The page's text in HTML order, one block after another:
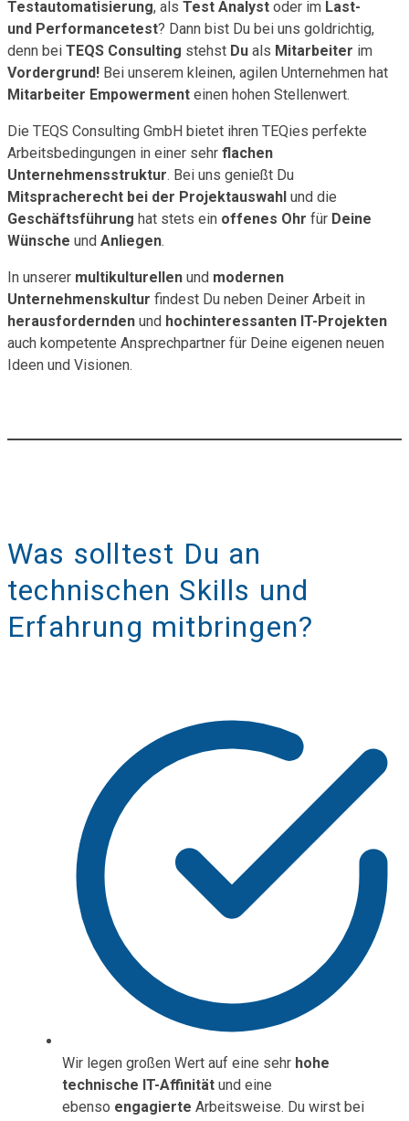
Testautomatisierung, als Test Analyst oder im Last-
und Performancetest? Dann bist Du bei uns goldrichtig,
denn bei TEQS Consulting stehst Du als Mitarbeiter im
Vordergrund! Bei unserem kleinen, agilen Unternehmen hat
Mitarbeiter Empowerment einen hohen Stellenwert.
Die TEQS Consulting GmbH bietet ihren TEQies perfekte
Arbeitsbedingungen in einer sehr flachen
Unternehmensstruktur. Bei uns genießt Du
Mitspracherecht bei der Projektauswahl und die
Geschäftsführung hat stets ein offenes Ohr für Deine
Wünsche und Anliegen.
In unserer multikulturellen und modernen
Unternehmenskultur findest Du neben Deiner Arbeit in
herausfordernden und hochinteressanten IT-Projekten
auch kompetente Ansprechpartner für Deine eigenen neuen
Ideen und Visionen.
Was solltest Du an
technischen Skills und
Erfahrung mitbringen?
Wir legen großen Wert auf eine sehr hohe
technische IT-Affinität und eine
ebenso engagierte Arbeitsweise. Du wirst bei